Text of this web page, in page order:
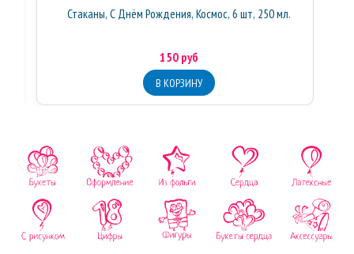
Стаканы, С Днём Рождения, Космос, 6 шт, 250 мл.
150 руб